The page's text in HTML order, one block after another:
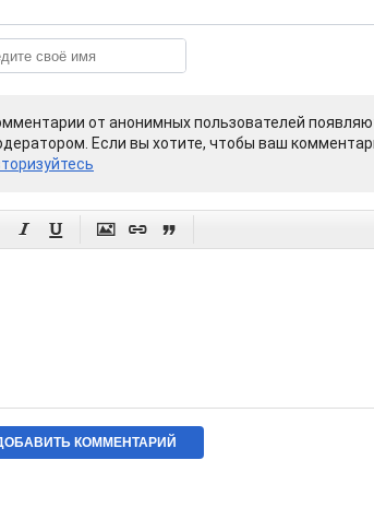
от анонимных пользователей
Если вы хотите, чтобы ваш
    